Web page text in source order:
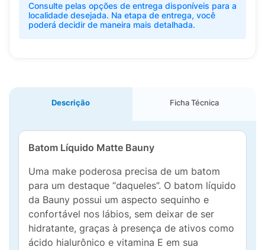
Consulte pelas opções de entrega disponíveis para a
localidade desejada. Na etapa de entrega, você
poderá decidir de maneira mais detalhada.
Descrição Ficha Técnica
Batom Líquido Matte Bauny
Uma make poderosa precisa de um batom
para um destaque “daqueles”. O batom líquido
da Bauny possui um aspecto sequinho e
confortável nos lábios, sem deixar de ser
hidratante, graças à presença de ativos como
ácido hialurônico e vitamina E em sua